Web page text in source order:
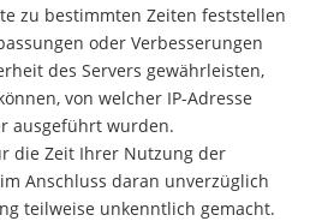
zu bestimmten Zeiten feststellen
oder Verbesserungen
des Servers gewährleisten,
von welcher IP-Adresse
ausgeführt wurden.
die Zeit Ihrer Nutzung der
Anschluss daran unverzüglich
teilweise unkenntlich gemacht.